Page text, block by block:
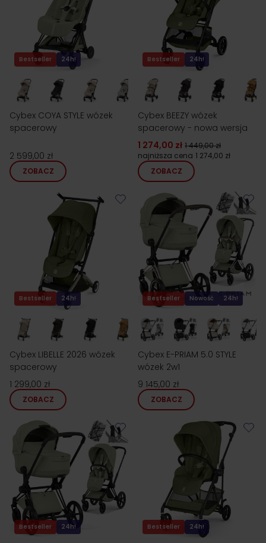
Bestseller 24h!
Cybex COYA STYLE wózek
spacerowy
2 599,00 zł
ZOBACZ
Bestseller 24h!
Cybex BEEZY wózek
spacerowy - nowa wersja
1 274,00 zł 1 449,00 zł
najniższa cena 1 274,00 zł
ZOBACZ
Bestseller 24h!
Cybex LIBELLE 2026 wózek
spacerowy
1 299,00 zł
ZOBACZ
Bestseller Nowość 24h!
Cybex E-PRIAM 5.0 STYLE
wózek 2w1
9 145,00 zł
ZOBACZ
Bestseller 24h! Bestseller 24h!